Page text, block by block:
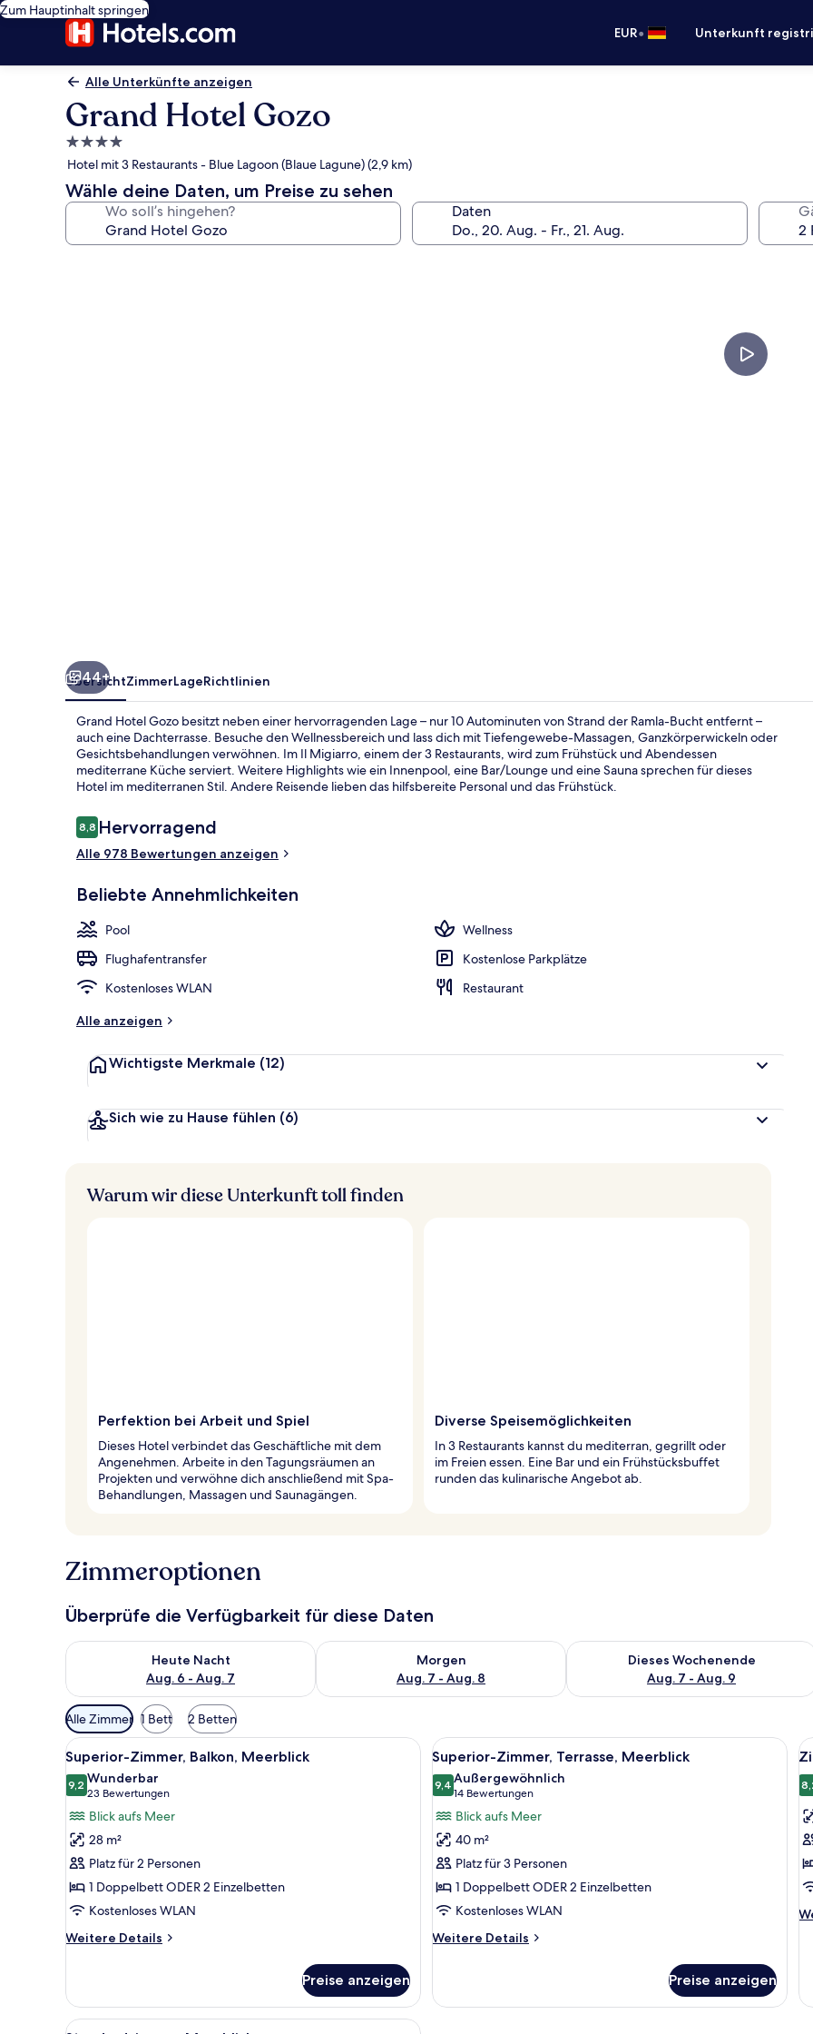
Zum Hauptinhalt springen
EUR• Unterkunft
Alle Unterkünfte anzeigen
Grand Hotel Gozo
4.0-
Sterne-
Unterkunft
Hotel mit 3 Restaurants - Blue Lagoon (Blaue Lagune) (2,9 km)
Wähle deine Daten, um Preise zu sehen
Wo soll’s hingehen? Daten
Fassade
44+
ÜbersichtZimmerLageRichtlinien
Grand Hotel Gozo besitzt neben einer hervorragenden Lage – nur 10 Autominuten von Strand der Ramla-Bucht entfernt –
auch eine Dachterrasse. Besuche den Wellnessbereich und lass dich mit Tiefengewebe-Massagen, Ganzkörperwickeln oder
Gesichtsbehandlungen verwöhnen. Im Il Migiarro, einem der 3 Restaurants, wird zum Frühstück und Abendessen
mediterrane Küche serviert. Weitere Highlights wie ein Innenpool, eine Bar/Lounge und eine Sauna sprechen für dieses
Hotel im mediterranen Stil. Andere Reisende lieben das hilfsbereite Personal und das Frühstück.
Bewertungen
8,88,8 von 10.
Hervorragend
Alle 978 Bewertungen anzeigen
Beliebte Annehmlichkeiten
Pool
Wellness
Flughafentransfer
Kostenlose Parkplätze
Kostenloses WLAN
Restaurant
Alle anzeigen
Wichtigste Merkmale (12)
Sich wie zu Hause fühlen (6)
Warum wir diese Unterkunft toll finden
Perfektion bei Arbeit und Spiel
Dieses Hotel verbindet das Geschäftliche mit dem
Angenehmen. Arbeite in den Tagungsräumen an
Projekten und verwöhne dich anschließend mit Spa-
Behandlungen, Massagen und Saunagängen.
Diverse Speisemöglichkeiten
In 3 Restaurants kannst du mediterran, gegrillt oder
im Freien essen. Eine Bar und ein Frühstücksbuffet
runden das kulinarische Angebot ab.
Zimmeroptionen
Überprüfe die Verfügbarkeit für diese Daten
Heute Nacht
Aug. 6 - Aug. 7
Überprüfe die Verfügbarkeit für heute Nacht, Aug. 6 - Aug. 7.
Morgen
Aug. 7 - Aug. 8
Überprüfe die Verfügbarkeit für morgen, Aug. 7 - Aug. 8.
Dieses Wochenende
Aug. 7 - Aug. 9
Überprüfe die Verfügbarkeit für
Verfügbare
Filter
für
Zimmer
Alle Zimmer 1 Bett 2 Betten
Alle
Fotos
für
Superior-
Zimmer,
Balkon,
Meerblick
anzeigen
Ein Balkon mit Pool, Stühlen und Blick auf Meer und Gebäude.
6
Superior-Zimmer, Balkon, Meerblick
9,29,2 von 10
Wunderbar
23 Bewertungen
(23
Bewertungen)
Blick aufs Meer
28 m²
Platz für 2 Personen
1 Doppelbett ODER 2 Einzelbetten
Kostenloses WLAN
Weitere Details
Weitere
Zimmer,
Balkon,
Preise anzeigen
Alle
Fotos
für
Superior-
Zimmer,
Terrasse,
Meerblick
anzeigen
Ein Hotelzimmer mit einem großen
6
Superior-Zimmer, Terrasse, Meerblick
9,49,4 von 10
Außergewöhnlich
14 Bewertungen
(14
Bewertungen)
Blick aufs Meer
40 m²
Platz für 3 Personen
1 Doppelbett ODER 2 Einzelbetten
Kostenloses WLAN
Weitere Details
Weitere
Zimmer,
Preise anzeigen
Alle
Standardzimmer, Meerblick | Minibar, Zimmersafe, Schreibtisch, Verdunkelungsvorhänge